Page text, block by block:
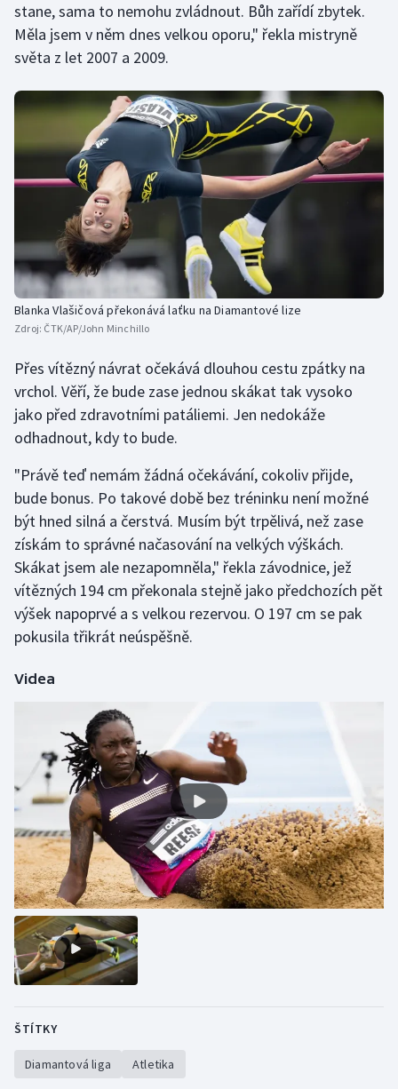
Moderní pětiboj
Olympijské hry
Parasport
Plážový volejbal
Ragby
Rychlobruslení
Rychlostní kanoistika
Short track
Stolní tenis
Triatlon
Veslování
Vodní slalom
Volejbal
stane, sama to nemohu zvládnout. Bůh zařídí zbytek.
Měla jsem v něm dnes velkou oporu," řekla mistryně
světa z let 2007 a 2009.
Blanka Vlašičová překonává laťku na Diamantové lize
Zdroj: ČTK/AP/John Minchillo
Přes vítězný návrat očekává dlouhou cestu zpátky na
vrchol. Věří, že bude zase jednou skákat tak vysoko
jako před zdravotními patáliemi. Jen nedokáže
odhadnout, kdy to bude.
"Právě teď nemám žádná očekávání, cokoliv přijde,
bude bonus. Po takové době bez tréninku není možné
být hned silná a čerstvá. Musím být trpělivá, než zase
získám to správné načasování na velkých výškách.
Skákat jsem ale nezapomněla," řekla závodnice, jež
vítězných 194 cm překonala stejně jako předchozích pět
výšek napoprvé a s velkou rezervou. O 197 cm se pak
pokusila třikrát neúspěšně.
Videa
ŠTÍTKY
Diamantová liga Atletika